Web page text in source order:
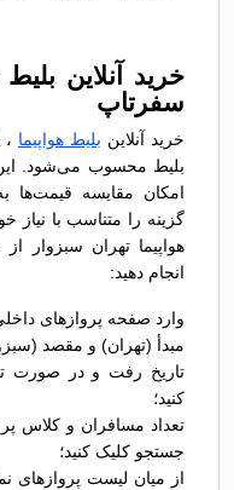
خرید آنلاین
سفرتاپ
خرید آنلاین بلیط هواپیما
بلیط محسوب می‌شود.
امکان مقایسه قیمت‌ها
گزینه را متناسب با نیاز
هواپیما تهران سبزوار
انجام دهید:
وارد صفحه پروازهای
مبدأ (تهران) و مقصد
تاریخ رفت و در صورت
کنید؛
تعداد مسافران و کلاس
جستجو کلیک کنید؛
از میان لیست پروازهای